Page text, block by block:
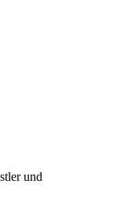
und